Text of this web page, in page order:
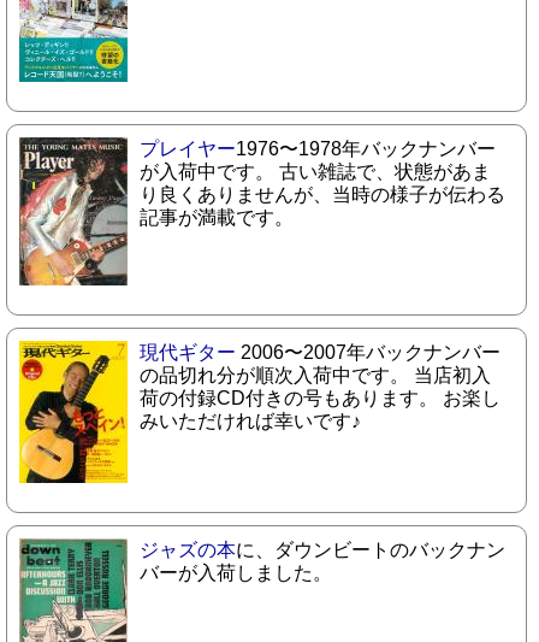
プレイヤー1976〜1978年バックナンバー
が入荷中です。 古い雑誌で、状態があま
り良くありませんが、当時の様子が伝わる
記事が満載です。
現代ギター 2006〜2007年バックナンバー
の品切れ分が順次入荷中です。 当店初入
荷の付録CD付きの号もあります。 お楽し
みいただければ幸いです♪
ジャズの本に、ダウンビートのバックナン
バーが入荷しました。